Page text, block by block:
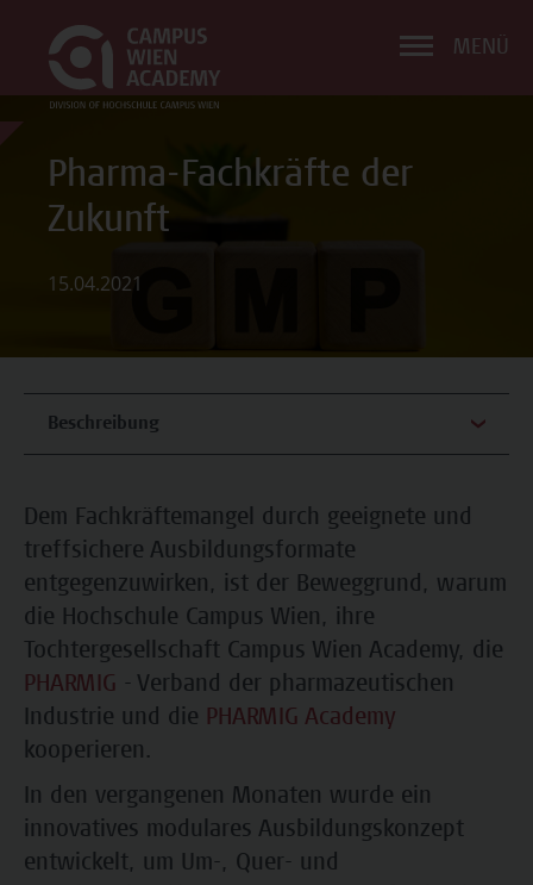
MENÜ
Pharma-Fachkräfte der
Zukunft
15.04.2021
Beschreibung
Dem Fachkräftemangel durch geeignete und
treffsichere Ausbildungsformate
entgegenzuwirken, ist der Beweggrund, warum
die Hochschule Campus Wien, ihre
Tochtergesellschaft Campus Wien Academy, die
PHARMIG - Verband der pharmazeutischen
Industrie und die PHARMIG Academy
kooperieren.
In den vergangenen Monaten wurde ein
innovatives modulares Ausbildungskonzept
entwickelt, um Um-, Quer- und